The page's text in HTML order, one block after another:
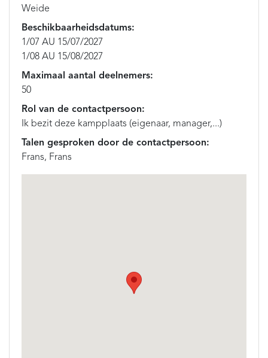
Weide
Beschikbaarheidsdatums:
1/07 AU 15/07/2027
1/08 AU 15/08/2027
Maximaal aantal deelnemers:
50
Rol van de contactpersoon:
Ik bezit deze kampplaats (eigenaar, manager,...)
Talen gesproken door de contactpersoon:
Frans, Frans